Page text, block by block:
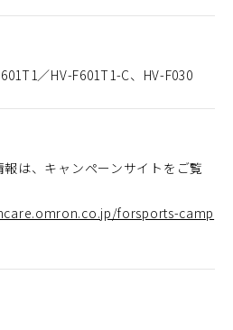
／HV-F601T1-C、HV-F030
は、キャンペーンサイトをご覧
forsports-camp